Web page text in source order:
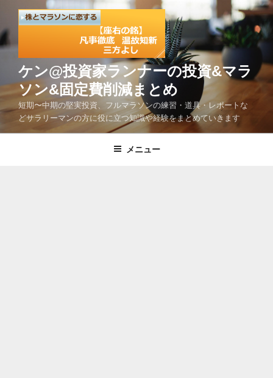
テ
ン
ス
キ
ケン@投資家ランナーの投資&マラ
ソン&固定費削減まとめ
短期〜中期の堅実投資、フルマラソンの練習・道具・レポートな
どサラリーマンの方に役に立つ知識や経験をまとめていきます
メニュー